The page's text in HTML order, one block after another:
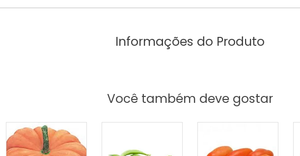
Informações do Produto
Você também deve gostar